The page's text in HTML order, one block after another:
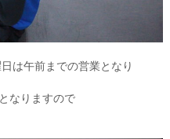
は午前までの営業となり
なりますので